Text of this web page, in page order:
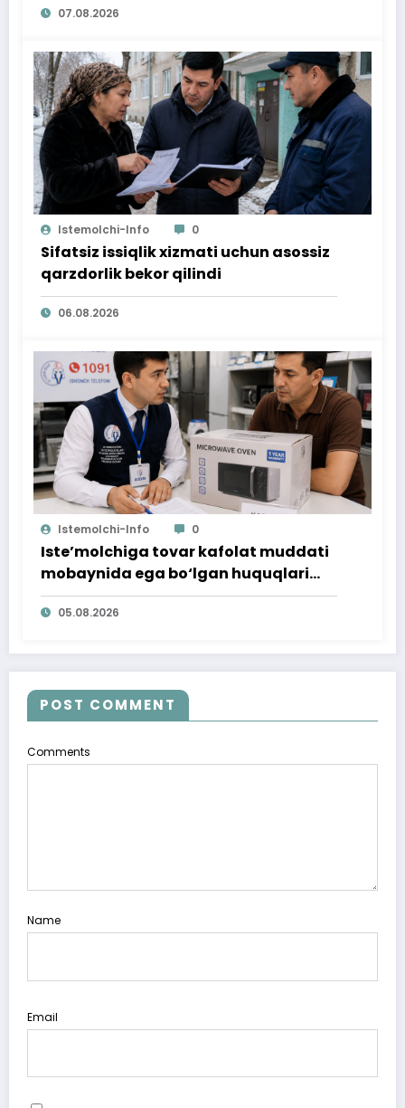
07.08.2026
Istemolchi-Info 0
Sifatsiz issiqlik xizmati uchun asossiz
qarzdorlik bekor qilindi
06.08.2026
Istemolchi-Info 0
Iste’molchiga tovar kafolat muddati
mobaynida ega bo‘lgan huquqlari
ta’minlab berildi
05.08.2026
POST COMMENT
Comments
Name
Email